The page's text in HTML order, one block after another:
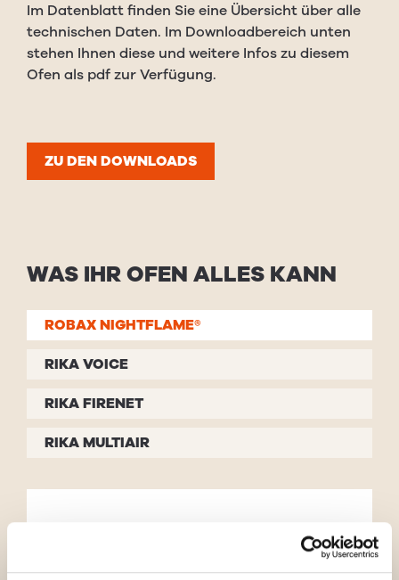
Im Datenblatt finden Sie eine Übersicht über alle
technischen Daten. Im Downloadbereich unten
stehen Ihnen diese und weitere Infos zu diesem
Ofen als pdf zur Verfügung.
ZU DEN DOWNLOADS
WAS IHR OFEN ALLES KANN
ROBAX NIGHTFLAME®
RIKA VOICE
RIKA FIRENET
RIKA MULTIAIR